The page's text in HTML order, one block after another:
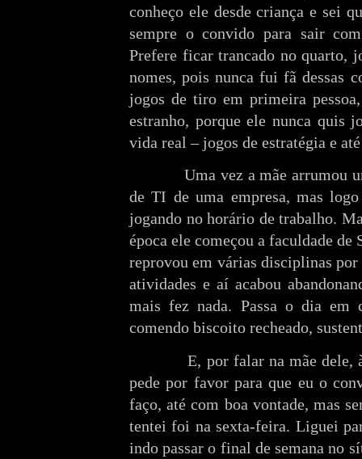
conheço ele desde criança e sei
sempre o convido para sair
Prefere ficar trancado no quarto,
nomes, pois nunca fui fã dessas
jogos de tiro em primeira
estranho, porque ele nunca quis
vida real – jogos de estratégia e
Uma vez a mãe arrumou um
de TI de uma empresa, mas
jogando no horário de trabalho.
época ele começou a faculdade de
reprovou em várias disciplinas
atividades e aí acabou
mais fez nada. Passa o dia em
comendo biscoito recheado,
E, por falar na mãe dele, às
pede por favor para que eu o
faço, até com boa vontade, mas
tentei foi na sexta-feira. Liguei
indo passar o final de semana no